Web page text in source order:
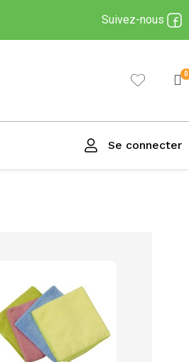
Suivez-nous
Se connecter